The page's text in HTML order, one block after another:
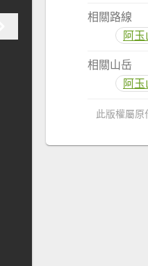
相關路線
阿
相關山岳
阿玉
此版權屬